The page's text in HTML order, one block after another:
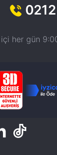
her gün